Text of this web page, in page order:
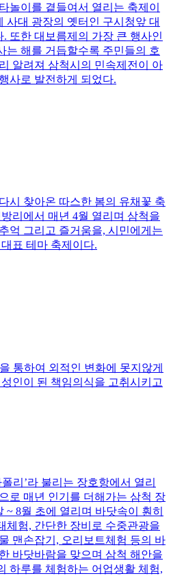
놀이를 곁들여서 열리는 축제이
사대 광장의 옛터인 구시청앞 대
또한 대보름제의 가장 큰 행사인
는 해를 거듭할수록 주민들의 호
알려져 삼척시의 민속제전이 아
사로 발전하게 되었다.
시 찾아온 따스한 봄의 유채꽃 축
리에서 매년 4월 열리며 삼척을
억 그리고 즐거움을, 시민에게는
표 테마 축제이다.
통하여 외적인 변화에 못지않게
인이 된 책임의식을 고취시키고
리’라 불리는 장호항에서 열리
로 매년 인기를 더해가는 삼척 장
~ 8월 초에 열리며 바닷속이 훤히
체험, 간단한 장비로 수중관광을
맨손잡기, 오리보트체험 등의 바
바닷바람을 맞으며 삼척 해안을
하루를 체험하는 어업생활 체험,